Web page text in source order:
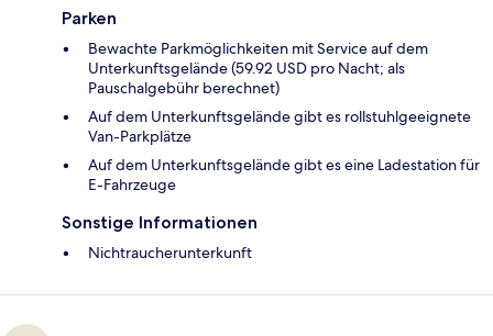
Parken
Bewachte Parkmöglichkeiten mit Service auf dem
Unterkunftsgelände (59.92 USD pro Nacht; als
Pauschalgebühr berechnet)
Auf dem Unterkunftsgelände gibt es rollstuhlgeeignete
Van-Parkplätze
Auf dem Unterkunftsgelände gibt es eine Ladestation für
E-Fahrzeuge
Sonstige Informationen
Nichtraucherunterkunft